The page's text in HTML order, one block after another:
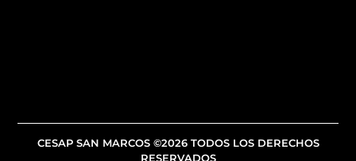
CESAP SAN MARCOS ©2026 TODOS LOS DERECHOS
RESERVADOS